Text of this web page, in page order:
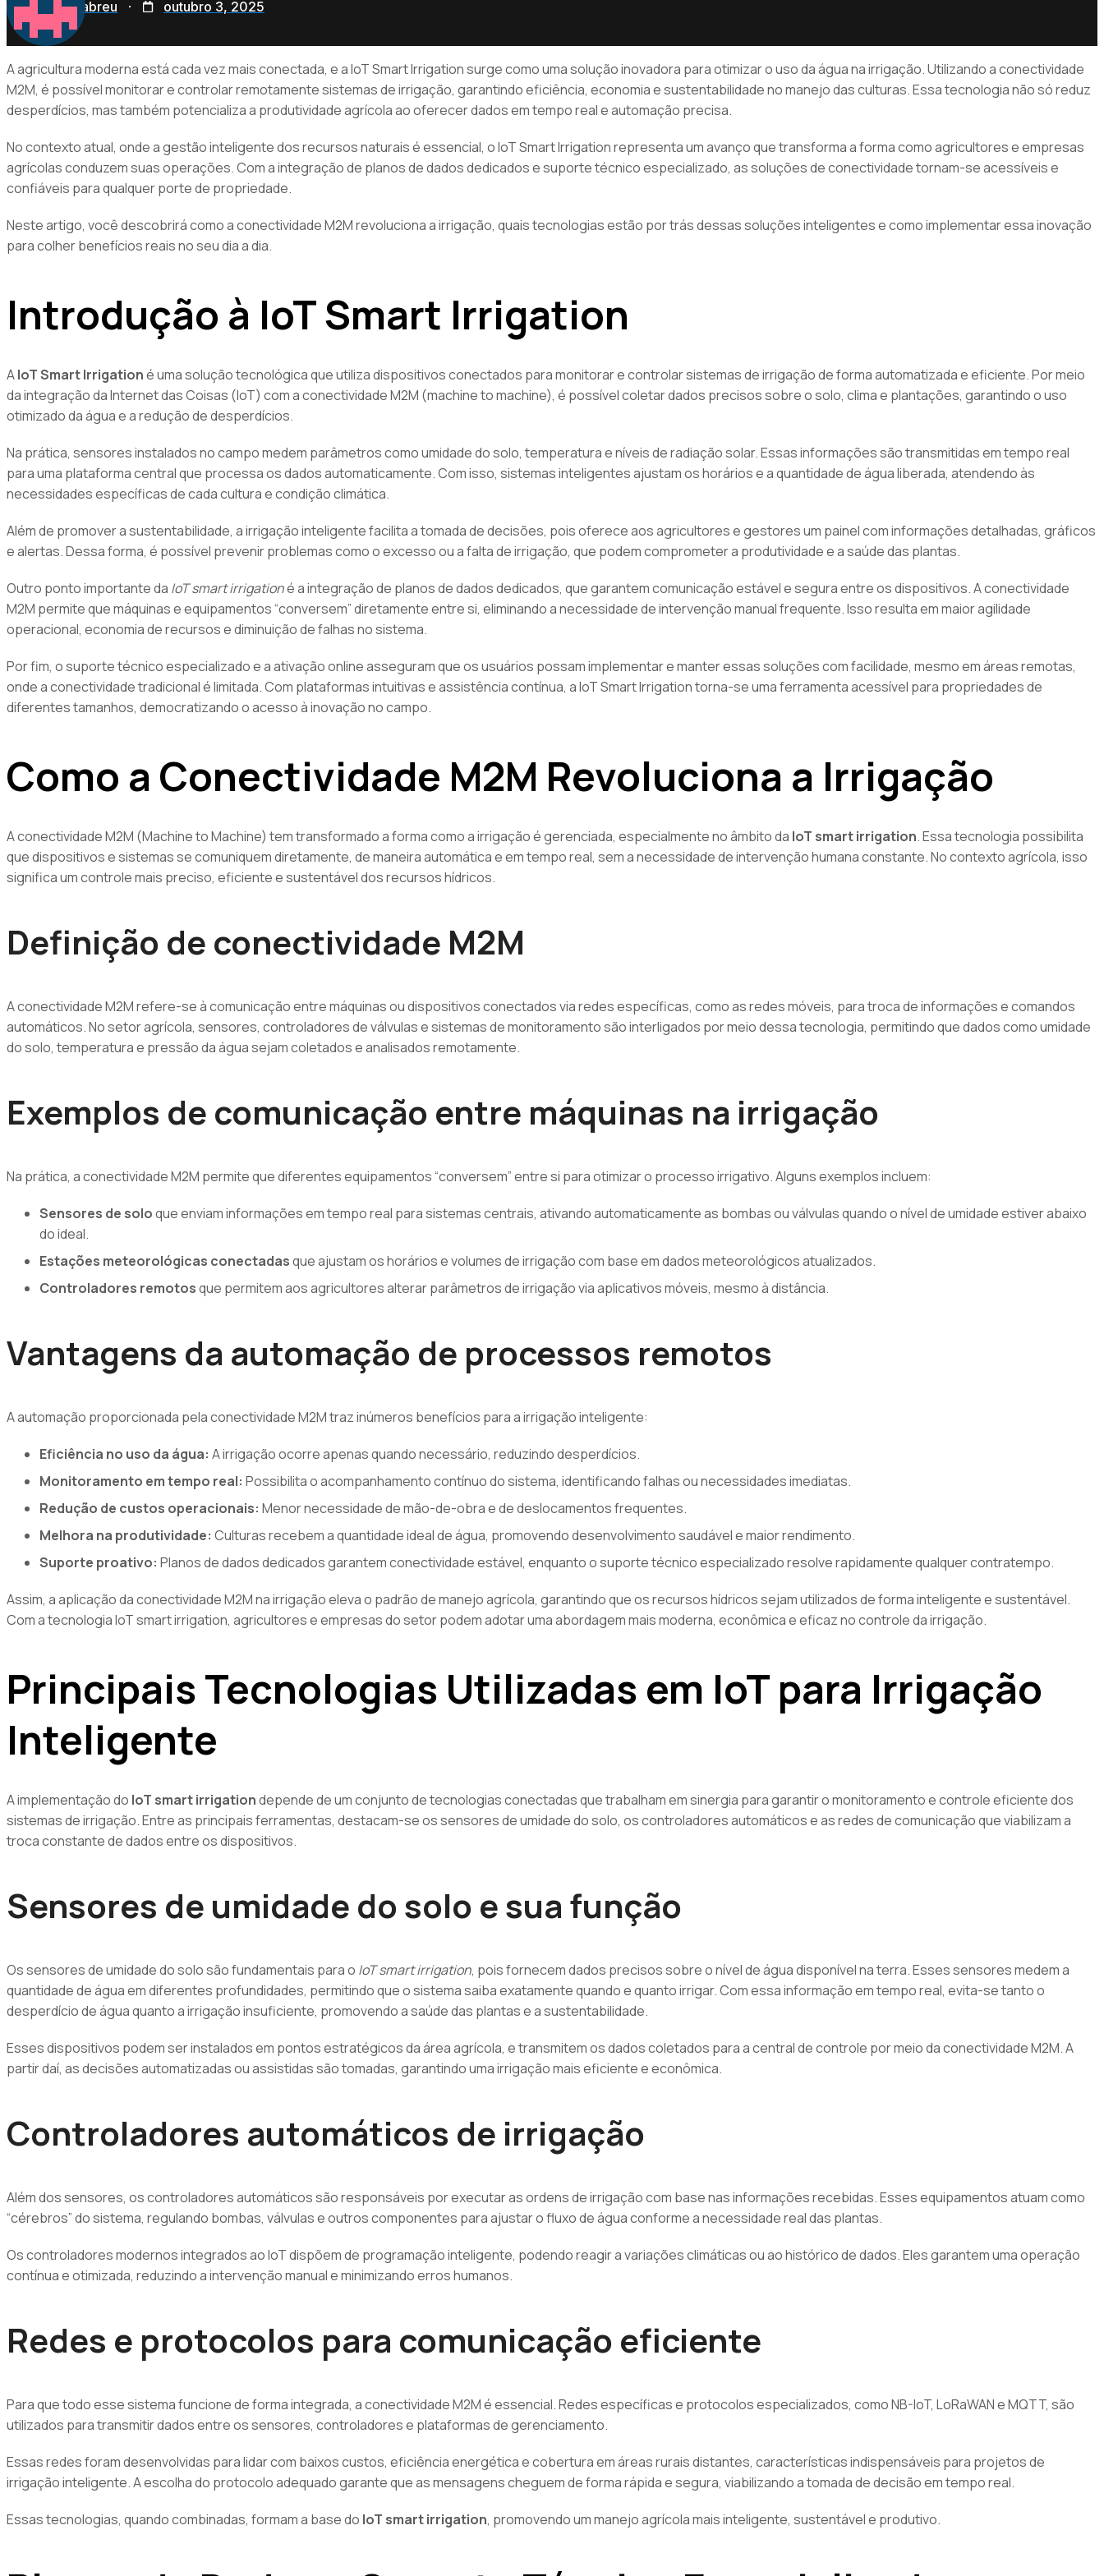
virgilioabreu outubro 3, 2025
A agricultura moderna está cada vez mais conectada, e a IoT Smart Irrigation surge como uma solução inovadora para otimizar o uso da água na irrigação. Utilizando a conectividade
M2M, é possível monitorar e controlar remotamente sistemas de irrigação, garantindo eficiência, economia e sustentabilidade no manejo das culturas. Essa tecnologia não só reduz
desperdícios, mas também potencializa a produtividade agrícola ao oferecer dados em tempo real e automação precisa.
No contexto atual, onde a gestão inteligente dos recursos naturais é essencial, o IoT Smart Irrigation representa um avanço que transforma a forma como agricultores e empresas
agrícolas conduzem suas operações. Com a integração de planos de dados dedicados e suporte técnico especializado, as soluções de conectividade tornam-se acessíveis e
confiáveis para qualquer porte de propriedade.
Neste artigo, você descobrirá como a conectividade M2M revoluciona a irrigação, quais tecnologias estão por trás dessas soluções inteligentes e como implementar essa inovação
para colher benefícios reais no seu dia a dia.
Introdução à IoT Smart Irrigation
AIoT Smart Irrigationé uma solução tecnológica que utiliza dispositivos conectados para monitorar e controlar sistemas de irrigação de forma automatizada e eficiente. Por meio
da integração da Internet das Coisas (IoT) com a conectividade M2M (machine to machine), é possível coletar dados precisos sobre o solo, clima e plantações, garantindo o uso
otimizado da água e a redução de desperdícios.
Na prática, sensores instalados no campo medem parâmetros como umidade do solo, temperatura e níveis de radiação solar. Essas informações são transmitidas em tempo real
para uma plataforma central que processa os dados automaticamente. Com isso, sistemas inteligentes ajustam os horários e a quantidade de água liberada, atendendo às
necessidades específicas de cada cultura e condição climática.
Além de promover a sustentabilidade, a irrigação inteligente facilita a tomada de decisões, pois oferece aos agricultores e gestores um painel com informações detalhadas, gráficos
e alertas. Dessa forma, é possível prevenir problemas como o excesso ou a falta de irrigação, que podem comprometer a produtividade e a saúde das plantas.
Outro ponto importante da IoT smart irrigationé a integração de planos de dados dedicados, que garantem comunicação estável e segura entre os dispositivos. A conectividade
M2M permite que máquinas e equipamentos “conversem” diretamente entre si, eliminando a necessidade de intervenção manual frequente. Isso resulta em maior agilidade
operacional, economia de recursos e diminuição de falhas no sistema.
Por fim, o suporte técnico especializado e a ativação online asseguram que os usuários possam implementar e manter essas soluções com facilidade, mesmo em áreas remotas,
onde a conectividade tradicional é limitada. Com plataformas intuitivas e assistência contínua, a IoT Smart Irrigation torna-se uma ferramenta acessível para propriedades de
diferentes tamanhos, democratizando o acesso à inovação no campo.
Como a Conectividade M2M Revoluciona a Irrigação
A conectividade M2M (Machine to Machine) tem transformado a forma como a irrigação é gerenciada, especialmente no âmbito da IoT smart irrigation. Essa tecnologia possibilita
que dispositivos e sistemas se comuniquem diretamente, de maneira automática e em tempo real, sem a necessidade de intervenção humana constante. No contexto agrícola, isso
significa um controle mais preciso, eficiente e sustentável dos recursos hídricos.
Definição de conectividade M2M
A conectividade M2M refere-se à comunicação entre máquinas ou dispositivos conectados via redes específicas, como as redes móveis, para troca de informações e comandos
automáticos. No setor agrícola, sensores, controladores de válvulas e sistemas de monitoramento são interligados por meio dessa tecnologia, permitindo que dados como umidade
do solo, temperatura e pressão da água sejam coletados e analisados remotamente.
Exemplos de comunicação entre máquinas na irrigação
Na prática, a conectividade M2M permite que diferentes equipamentos “conversem” entre si para otimizar o processo irrigativo. Alguns exemplos incluem:
Sensores de soloque enviam informações em tempo real para sistemas centrais, ativando automaticamente as bombas ou válvulas quando o nível de umidade estiver abaixo
do ideal.
Estações meteorológicas conectadasque ajustam os horários e volumes de irrigação com base em dados meteorológicos atualizados.
Controladores remotosque permitem aos agricultores alterar parâmetros de irrigação via aplicativos móveis, mesmo à distância.
Vantagens da automação de processos remotos
A automação proporcionada pela conectividade M2M traz inúmeros benefícios para a irrigação inteligente:
Eficiência no uso da água: A irrigação ocorre apenas quando necessário, reduzindo desperdícios.
Monitoramento em tempo real: Possibilita o acompanhamento contínuo do sistema, identificando falhas ou necessidades imediatas.
Redução de custos operacionais: Menor necessidade de mão-de-obra e de deslocamentos frequentes.
Melhora na produtividade: Culturas recebem a quantidade ideal de água, promovendo desenvolvimento saudável e maior rendimento.
Suporte proativo: Planos de dados dedicados garantem conectividade estável, enquanto o suporte técnico especializado resolve rapidamente qualquer contratempo.
Assim, a aplicação da conectividade M2M na irrigação eleva o padrão de manejo agrícola, garantindo que os recursos hídricos sejam utilizados de forma inteligente e sustentável.
Com a tecnologia IoT smart irrigation, agricultores e empresas do setor podem adotar uma abordagem mais moderna, econômica e eficaz no controle da irrigação.
Principais Tecnologias Utilizadas em IoT para Irrigação
Inteligente
A implementação do IoT smart irrigationdepende de um conjunto de tecnologias conectadas que trabalham em sinergia para garantir o monitoramento e controle eficiente dos
sistemas de irrigação. Entre as principais ferramentas, destacam-se os sensores de umidade do solo, os controladores automáticos e as redes de comunicação que viabilizam a
troca constante de dados entre os dispositivos.
Sensores de umidade do solo e sua função
Os sensores de umidade do solo são fundamentais para o IoT smart irrigation, pois fornecem dados precisos sobre o nível de água disponível na terra. Esses sensores medem a
quantidade de água em diferentes profundidades, permitindo que o sistema saiba exatamente quando e quanto irrigar. Com essa informação em tempo real, evita-se tanto o
desperdício de água quanto a irrigação insuficiente, promovendo a saúde das plantas e a sustentabilidade.
Esses dispositivos podem ser instalados em pontos estratégicos da área agrícola, e transmitem os dados coletados para a central de controle por meio da conectividade M2M. A
partir daí, as decisões automatizadas ou assistidas são tomadas, garantindo uma irrigação mais eficiente e econômica.
Controladores automáticos de irrigação
Além dos sensores, os controladores automáticos são responsáveis por executar as ordens de irrigação com base nas informações recebidas. Esses equipamentos atuam como
“cérebros” do sistema, regulando bombas, válvulas e outros componentes para ajustar o fluxo de água conforme a necessidade real das plantas.
Os controladores modernos integrados ao IoT dispõem de programação inteligente, podendo reagir a variações climáticas ou ao histórico de dados. Eles garantem uma operação
contínua e otimizada, reduzindo a intervenção manual e minimizando erros humanos.
Redes e protocolos para comunicação eficiente
Para que todo esse sistema funcione de forma integrada, a conectividade M2M é essencial. Redes específicas e protocolos especializados, como NB-IoT, LoRaWAN e MQTT, são
utilizados para transmitir dados entre os sensores, controladores e plataformas de gerenciamento.
Essas redes foram desenvolvidas para lidar com baixos custos, eficiência energética e cobertura em áreas rurais distantes, características indispensáveis para projetos de
irrigação inteligente. A escolha do protocolo adequado garante que as mensagens cheguem de forma rápida e segura, viabilizando a tomada de decisão em tempo real.
Essas tecnologias, quando combinadas, formam a base do IoT smart irrigation, promovendo um manejo agrícola mais inteligente, sustentável e produtivo.